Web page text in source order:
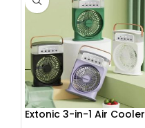
Extonic 3-in-1 Air Cooler